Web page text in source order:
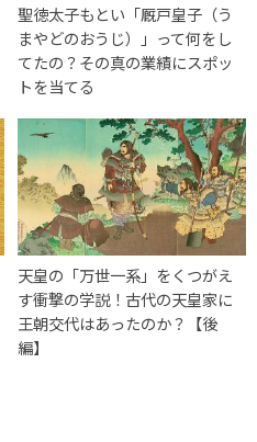
聖徳太子もとい「厩戸皇子（う
まやどのおうじ）」って何をし
てたの？その真の業績にスポッ
トを当てる
天皇の「万世一系」をくつがえ
す衝撃の学説！古代の天皇家に
王朝交代はあったのか？【後
編】